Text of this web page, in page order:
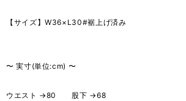
【サイズ】W36×L30#裾上げ済み
〜 実寸(単位:cm) 〜
ウエスト →80 股下 →68